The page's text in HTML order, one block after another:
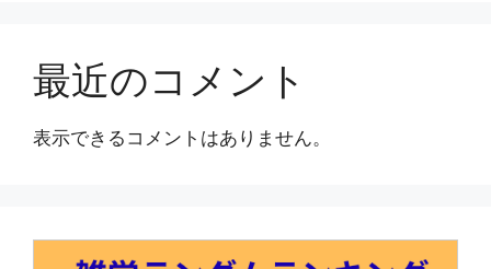
最近のコメント
表示できるコメントはありません。